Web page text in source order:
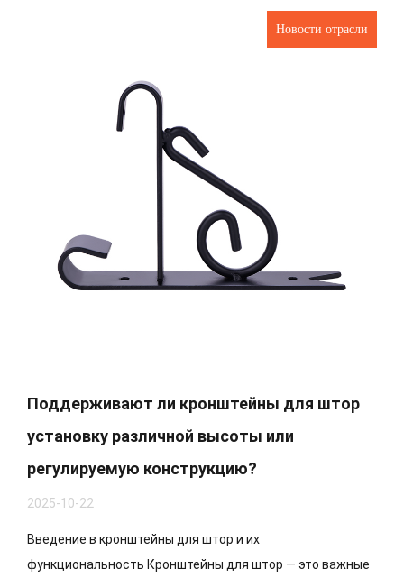
Новости отрасли
Поддерживают ли кронштейны для штор
установку различной высоты или
регулируемую конструкцию?
2025-10-22
Введение в кронштейны для штор и их
функциональность Кронштейны для штор — это важные